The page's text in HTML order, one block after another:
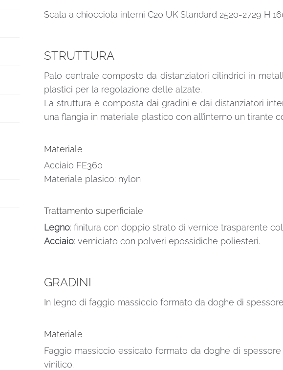
mm
Scala a chiocciola interni C20 UK Standard 2520-2729 H
STRUTTURA
Palo centrale composto da distanziatori cilindrici in
plastici per la regolazione delle alzate.
La struttura è composta dai gradini e dai distanziatori
una flangia in materiale plastico con all’interno un tirante
Materiale
Acciaio FE360
Materiale plasico: nylon
Trattamento superficiale
Legno: finitura con doppio strato di vernice trasparente
Acciaio: verniciato con polveri epossidiche poliesteri.
GRADINI
In legno di faggio massiccio formato da doghe di
Materiale
Faggio massiccio essicato formato da doghe di
vinilico.